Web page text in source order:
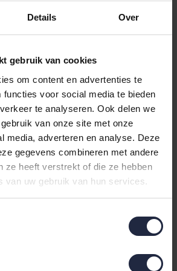
Details Over
gebruik van cookies
om content en advertenties te
functies voor social media te bieden
te analyseren. Ook delen we
van onze site met onze
media, adverteren en analyse. Deze
gegevens combineren met andere
ze heeft verstrekt of die ze hebben
van uw gebruik van hun services.
Dekbedovertrek
89,95
Dekbedovertrek Loma
stone 200x200/220